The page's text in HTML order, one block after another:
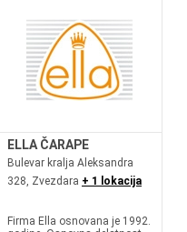
ELLA ČARAPE
Bulevar kralja Aleksandra
328, Zvezdara + 1 lokacija
Firma Ella osnovana je 1992.